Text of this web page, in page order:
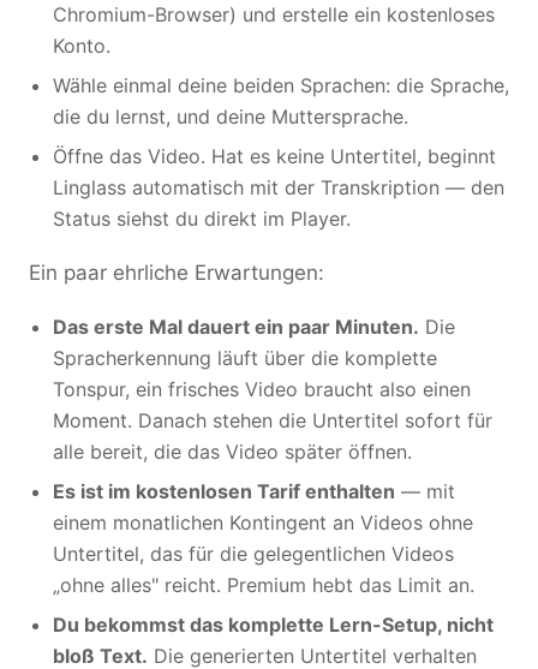
Chromium-Browser) und erstelle ein kostenloses
Konto.
Wähle einmal deine beiden Sprachen: die Sprache,
die du lernst, und deine Muttersprache.
Öffne das Video. Hat es keine Untertitel, beginnt
Linglass automatisch mit der Transkription — den
Status siehst du direkt im Player.
Ein paar ehrliche Erwartungen:
Das erste Mal dauert ein paar Minuten. Die
Spracherkennung läuft über die komplette
Tonspur, ein frisches Video braucht also einen
Moment. Danach stehen die Untertitel sofort für
alle bereit, die das Video später öffnen.
Es ist im kostenlosen Tarif enthalten — mit
einem monatlichen Kontingent an Videos ohne
Untertitel, das für die gelegentlichen Videos
„ohne alles" reicht. Premium hebt das Limit an.
Du bekommst das komplette Lern-Setup, nicht
bloß Text. Die generierten Untertitel verhalten